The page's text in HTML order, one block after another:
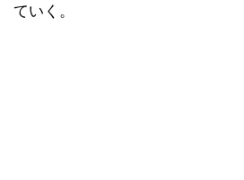
ていく。